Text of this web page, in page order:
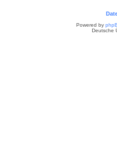
Powered by
Deutsche